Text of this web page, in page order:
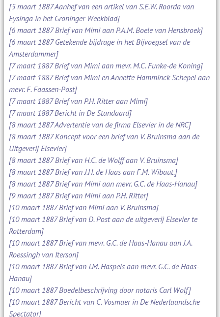
[5 maart 1887 Aanhef van een artikel van S.E.W. Roorda van
Eysinga in het Groninger Weekblad]
[6 maart 1887 Brief van Mimi aan P.A.M. Boele van Hensbroek]
[6 maart 1887 Getekende bijdrage in het Bijvoegsel van de
Amsterdammer]
[7 maart 1887 Brief van Mimi aan mevr. M.C. Funke-de Koning]
[7 maart 1887 Brief van Mimi en Annette Hamminck Schepel aan
mevr. F. Faassen-Post]
[7 maart 1887 Brief van P.H. Ritter aan Mimi]
[7 maart 1887 Bericht in De Standaard]
[8 maart 1887 Advertentie van de firma Elsevier in de NRC]
[8 maart 1887 Koncept voor een brief van V. Bruinsma aan de
Uitgeverij Elsevier]
[8 maart 1887 Brief van H.C. de Wolff aan V. Bruinsma]
[8 maart 1887 Brief van J.H. de Haas aan F.M. Wibaut.]
[8 maart 1887 Brief van Mimi aan mevr. G.C. de Haas-Hanau]
[9 maart 1887 Brief van Mimi aan P.H. Ritter]
[10 maart 1887 Brief van Mimi aan V. Bruinsma]
[10 maart 1887 Brief van D. Post aan de uitgeverij Elsevier te
Rotterdam]
[10 maart 1887 Brief van mevr. G.C. de Haas-Hanau aan J.A.
Roessingh van Iterson]
[10 maart 1887 Brief van J.M. Haspels aan mevr. G.C. de Haas-
Hanau]
[10 maart 1887 Boedelbeschrijving door notaris Carl Wolf]
[10 maart 1887 Bericht van C. Vosmaer in De Nederlaandsche
Spectator]